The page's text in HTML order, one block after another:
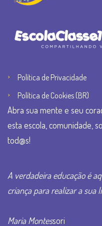
Política de Privacidade
Política de Cookies (BR)
Abra sua mente e seu
esta escola, comunidade,
tod@s!
A verdadeira educação é
criança para realizar a sua
Maria Montessori